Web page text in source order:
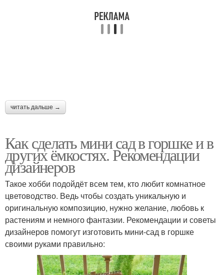
читать дальше →
Как сделать мини сад в горшке и в
других ёмкостях. Рекомендации
дизайнеров
Такое хобби подойдёт всем тем, кто любит комнатное
цветоводство. Ведь чтобы создать уникальную и
оригинальную композицию, нужно желание, любовь к
растениям и немного фантазии. Рекомендации и советы
дизайнеров помогут изготовить мини-сад в горшке
своими руками правильно: